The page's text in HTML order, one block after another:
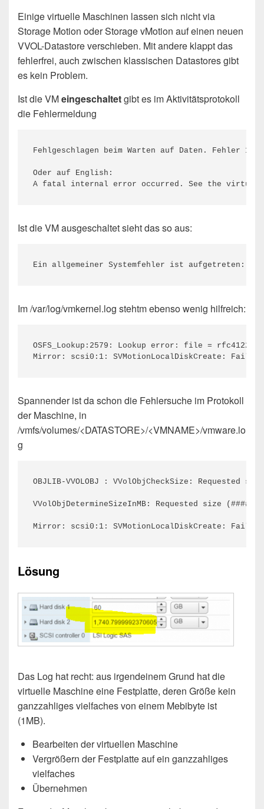
Einige virtuelle Maschinen lassen sich nicht via
Storage Motion oder Storage vMotion auf einen neuen
VVOL-Datastore verschieben. Mit andere klappt das
fehlerfrei, auch zwischen klassischen Datastores gibt
es kein Problem.
Ist die VMeingeschaltetgibt es im Aktivitätsprotokoll
die Fehlermeldung
Fehlgeschlagen beim Warten auf Daten. Fehler
Oder auf English:
Ist die VM ausgeschaltet sieht das so aus:
Ein allgemeiner Systemfehler ist aufgetreten:
Im /var/log/vmkernel.log stehtm ebenso wenig hilfreich:
OSFS_Lookup:2579: Lookup error: file =
Mirror: scsi0:1: SVMotionLocalDiskCreate:
Spannender ist da schon die Fehlersuche im Protokoll
der Maschine, in
/vmfs/volumes/<DATASTORE>/<VMNAME>/vmware.lo
g
OBJLIB-VVOLOBJ : VVolObjCheckSize: Requested
VVolObjDetermineSizeInMB: Requested size
Mirror: scsi0:1: SVMotionLocalDiskCreate:
Lösung
Das Log hat recht: aus irgendeinem Grund hat die
virtuelle Maschine eine Festplatte, deren Größe kein
ganzzahliges vielfaches von einem Mebibyte ist
(1MB).
Bearbeiten der virtuellen Maschine
Vergrößern der Festplatte auf ein ganzzahliges
vielfaches
Übernehmen